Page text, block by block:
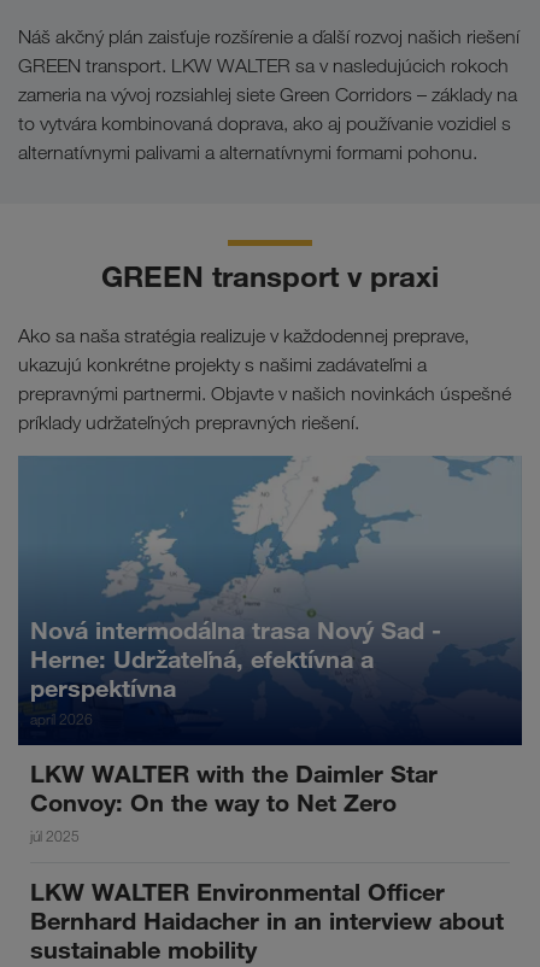
Náš akčný plán zaisťuje rozšírenie a ďalší rozvoj našich riešení
GREEN transport. LKW WALTER sa v nasledujúcich rokoch
zameria na vývoj rozsiahlej siete Green Corridors – základy na
to vytvára kombinovaná doprava, ako aj používanie vozidiel s
alternatívnymi palivami a alternatívnymi formami pohonu.
GREEN transport v praxi
Ako sa naša stratégia realizuje v každodennej preprave,
ukazujú konkrétne projekty s našimi zadávateľmi a
prepravnými partnermi. Objavte v našich novinkách úspešné
príklady udržateľných prepravných riešení.
Nová intermodálna trasa Nový Sad -
Herne: Udržateľná, efektívna a
perspektívna
apríl 2026
LKW WALTER with the Daimler Star
Convoy: On the way to Net Zero
júl 2025
LKW WALTER Environmental Officer
Bernhard Haidacher in an interview about
sustainable mobility